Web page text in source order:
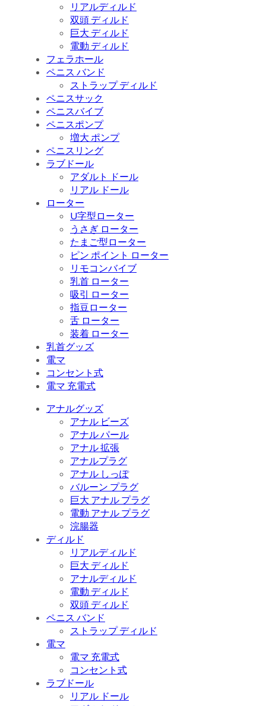
リアルディルド
双頭 ディルド
巨大 ディルド
電動 ディルド
フェラホール
ペニス バンド
ストラップ ディルド
ペニスサック
ペニスバイブ
ペニスポンプ
増大 ポンプ
ペニスリング
ラブドール
アダルト ドール
リアル ドール
ローター
U字型ローター
うさぎ ローター
たまご型ローター
ピン ポイント ローター
リモコンバイブ
乳首 ローター
吸引 ローター
指豆ローター
舌 ローター
装着 ローター
乳首グッズ
電マ
コンセント式
電マ 充電式
アナルグッズ
アナル ビーズ
アナル パール
アナル 拡張
アナルプラグ
アナル しっぽ
バルーン プラグ
巨大 アナル プラグ
電動 アナル プラグ
浣腸器
ディルド
リアルディルド
巨大 ディルド
アナルディルド
電動 ディルド
双頭 ディルド
ペニス バンド
ストラップ ディルド
電マ
電マ 充電式
コンセント式
ラブドール
リアル ドール